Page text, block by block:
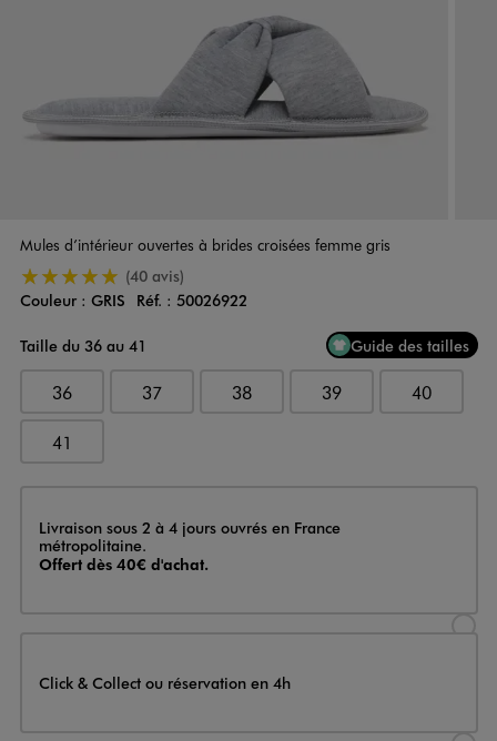
Mules d’intérieur ouvertes à brides croisées femme gris
5/5 de moyenne(40 avis)
Couleur
Couleur : GRIS Réf. : 50026922
Taille du 36 au 41
Guide des tailles
36 37 38 39 40
41
Livraison
Livraison sous 2 à 4 jours ouvrés en France
métropolitaine.
Offert dès 40€ d'achat.
Click & Collect ou réservation en 4h